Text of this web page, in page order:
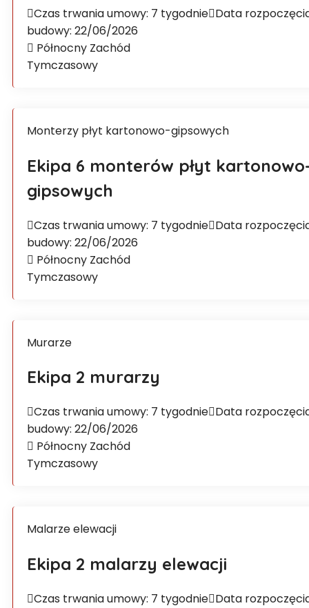
Czas trwania umowy: 7 tygodnie Data
budowy: 22/06/2026
Północny Zachód
Tymczasowy
Monterzy płyt kartonowo-gipsowych
Ekipa 6 monterów płyt
gipsowych
Czas trwania umowy: 7 tygodnie Data
budowy: 22/06/2026
Północny Zachód
Tymczasowy
Murarze
Ekipa 2 murarzy
Czas trwania umowy: 7 tygodnie Data
budowy: 22/06/2026
Północny Zachód
Tymczasowy
Malarze elewacji
Ekipa 2 malarzy elewacji
Czas trwania umowy: 7 tygodnie Data